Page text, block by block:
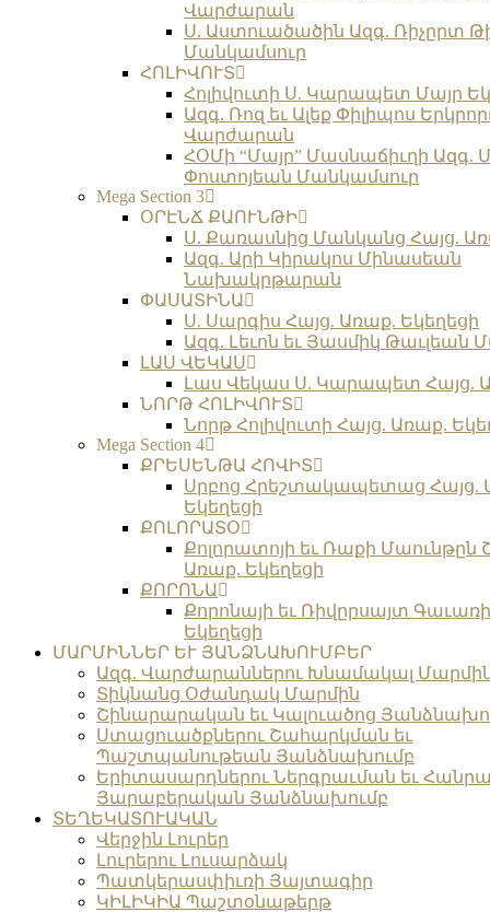
Վարժարան
Ս. Աստուածածին Ազգ. Ռիչըրտ
Մանկամսուր
ՀՈԼԻՎՈՒՏ
Հոլիվուտի Ս. Կարապետ Մայր
Ազգ. Ռոզ եւ Ալեք Փիլիպոս
Վարժարան
ՀՕՄի “Մայր” Մասնաճիւղի Ազգ.
Փոստոյեան Մանկամսուր
Mega Section 3
ՕՐԷՆՃ ՔԱՈՒՆԹԻ
Ս. Քառասնից Մանկանց Հայց.
Ազգ. Արի Կիրակոս Մինասեան
Նախակրթարան
ՓԱՍԱՏԻՆԱ
Ս. Սարգիս Հայց. Առաք. Եկեղեցի
Ազգ. Լեւոն եւ Յասմիկ Թաւլեան
ԼԱՍ ՎԵԿԱՍ
Լաս Վեկաս Ս. Կարապետ Հայց.
ՆՈՐԹ ՀՈԼԻՎՈՒՏ
Նորթ Հոլիվուտի Հայց. Առաք.
Mega Section 4
ՔՐԵՍԵՆԹԱ ՀՈՎԻՏ
Սրբոց Հրեշտակապետաց Հայց.
Եկեղեցի
ՔՈԼՈՐԱՏՕ
Քոլորատոյի եւ Ռաքի Մաունթըն
Առաք. Եկեղեցի
ՔՈՐՈՆԱ
Քորոնայի եւ Ռիվըրսայտ
Եկեղեցի
ՄԱՐՄԻՆՆԵՐ ԵՒ ՅԱՆՁՆԱԽՈՒՄԲԵՐ
Ազգ. Վարժարաններու Խնամակալ
Տիկնանց Օժանդակ Մարմին
Շինարարական եւ Կալուածոց
Ստացուածքներու Շահարկման եւ
Պաշտպանութեան Յանձնախումբ
Երիտասարդներու Ներգրաւման եւ
Յարաբերական Յանձնախումբ
ՏԵՂԵԿԱՏՈՒԱԿԱՆ
Վերջին Լուրեր
Լուրերու Լուսարձակ
Պատկերասփիւռի Յայտագիր
ԿԻԼԻԿԻԱ Պաշտօնաթերթ